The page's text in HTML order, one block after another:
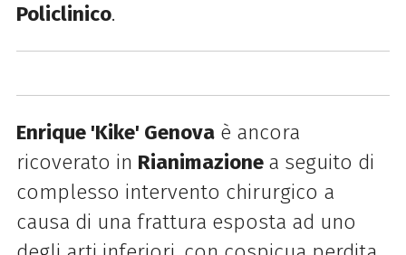
Policlinico.
Enrique 'Kike' Genovaè ancora
ricoverato in Rianimazione a seguito di
complesso intervento chirurgico a
causa di una frattura esposta ad uno